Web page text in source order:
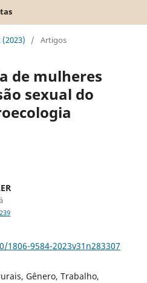
(2023) / Artigos
de mulheres
sexual do
9584-2023v31n283307
Gênero, Trabalho,